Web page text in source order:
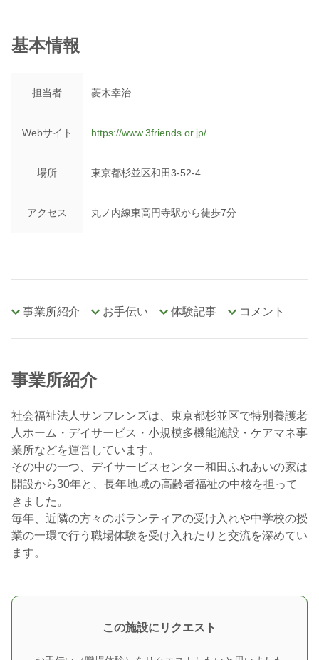
基本情報
担当者 菱木幸治
Webサイト https://www.3friends.or.jp/
場所 東京都杉並区和田3-52-4
アクセス 丸ノ内線東高円寺駅から徒歩7分
事業所紹介 お手伝い 体験記事 コメント
事業所紹介
社会福祉法人サンフレンズは、東京都杉並区で特別養護老
人ホーム・デイサービス・小規模多機能施設・ケアマネ事
業所などを運営しています。
その中の一つ、デイサービスセンター和田ふれあいの家は
開設から30年と、長年地域の高齢者福祉の中核を担って
きました。
毎年、近隣の方々のボランティアの受け入れや中学校の授
業の一環で行う職場体験を受け入れたりと交流を深めてい
ます。
この施設にリクエスト